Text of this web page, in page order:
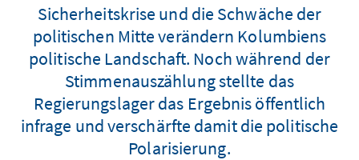
Sicherheitskrise und die Schwäche der
politischen Mitte verändern Kolumbiens
politische Landschaft. Noch während der
Stimmenauszählung stellte das
Regierungslager das Ergebnis öffentlich
infrage und verschärfte damit die politische
Polarisierung.